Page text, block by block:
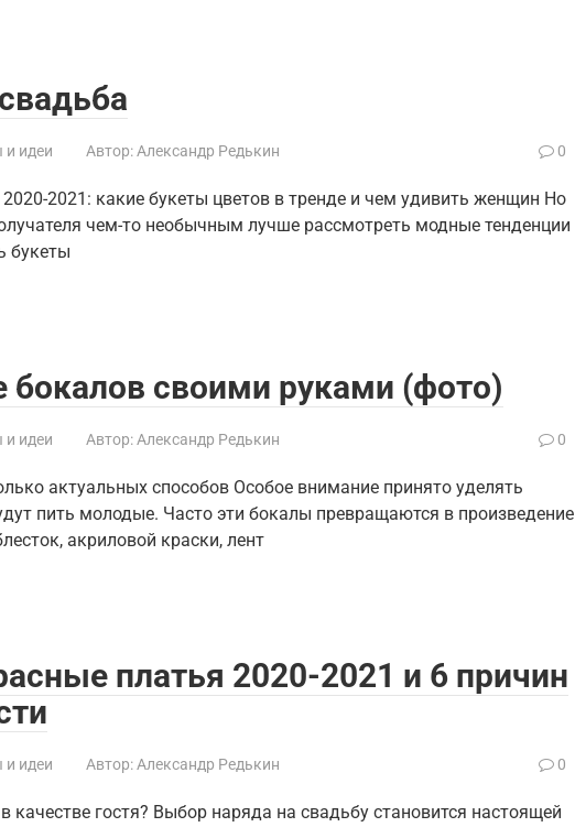
и идеи Автор: Александр Редькин 0
2021: какие букеты цветов в тренде и чем удивить женщин Но
чем-то необычным лучше рассмотреть модные тенденции
букеты
своими руками (фото)
и идеи Автор: Александр Редькин 0
актуальных способов Особое внимание принято уделять
пить молодые. Часто эти бокалы превращаются в произведение
акриловой краски, лент
платья 2020-2021 и 6 причин
и идеи Автор: Александр Редькин 0
качестве гостя? Выбор наряда на свадьбу становится настоящей